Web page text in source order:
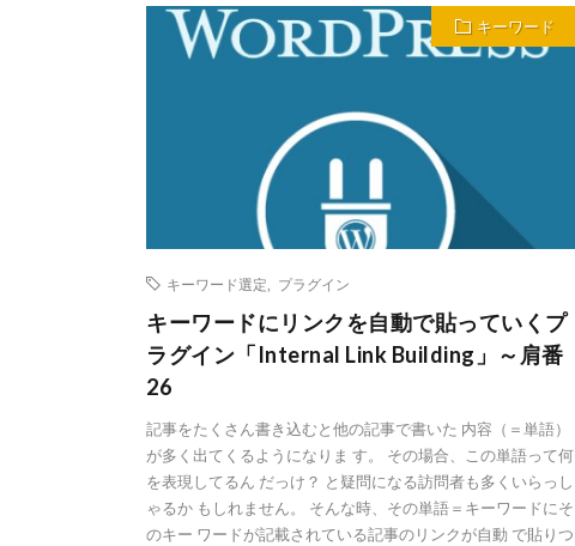
キーワード
キーワード選定 プラグイン
キーワードにリンクを自動で貼っていくプ
ラグイン「Internal Link Building」～肩番
26
記事をたくさん書き込むと他の記事で書いた 内容（＝単語）
が多く出てくるようになりま す。 その場合、この単語って何
を表現してるん だっけ？ と疑問になる訪問者も多くいらっし
ゃるか もしれません。 そんな時、その単語＝キーワードにそ
のキー ワードが記載されている記事のリンクが自動 で貼りつ